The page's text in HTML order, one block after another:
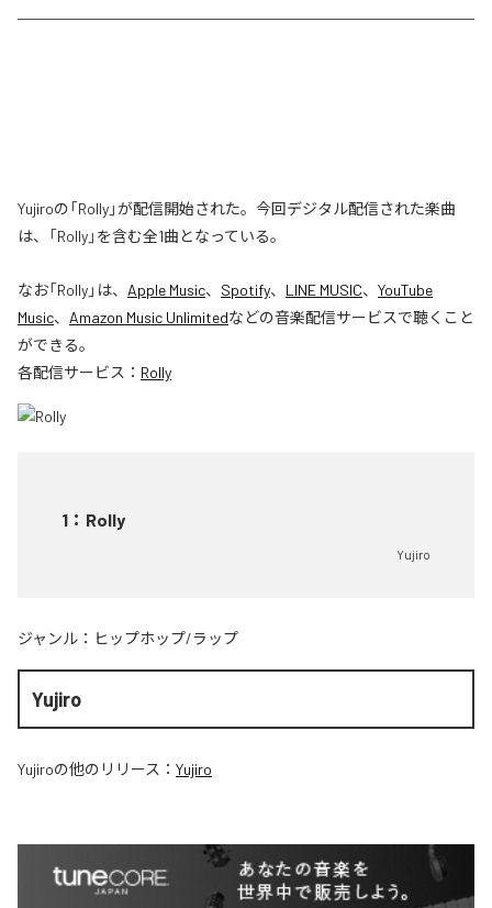
Yujiroの「Rolly」が配信開始された。今回デジタル配信された楽曲
は、「Rolly」を含む全1曲となっている。
なお「Rolly」は、 Apple Music、 Spotify、 LINE MUSIC、 YouTube
Music、 Amazon Music Unlimitedなどの音楽配信サービスで聴くこと
ができる。
各配信サービス： Rolly
1 ： Rolly
Yujiro
ジャンル： ヒップホップ/ラップ
Yujiro
Yujiroの他のリリース： Yujiro